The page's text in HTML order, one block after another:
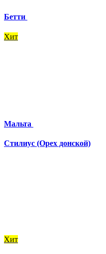
Бетти
Хит
Мальта
Стилиус (Орех донской)
Хит